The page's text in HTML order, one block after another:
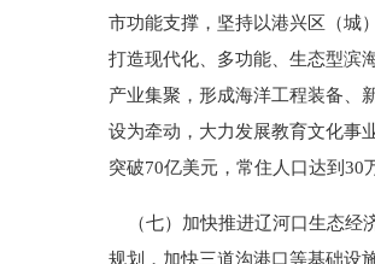
市功能支撑，坚持以港兴区（城
打造现代化、多功能、生态型滨
产业集聚，形成海洋工程装备、
设为牵动，大力发展教育文化事
突破70亿美元，常住人口达到30
（七）加快推进辽河口生态经
规划，加快三道沟港口等基础设